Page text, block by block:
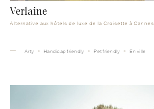
Verlaine
Alternative aux hôtels de luxe de la Croisette à Cannes
Arty Handicap friendly Pet friendly En ville